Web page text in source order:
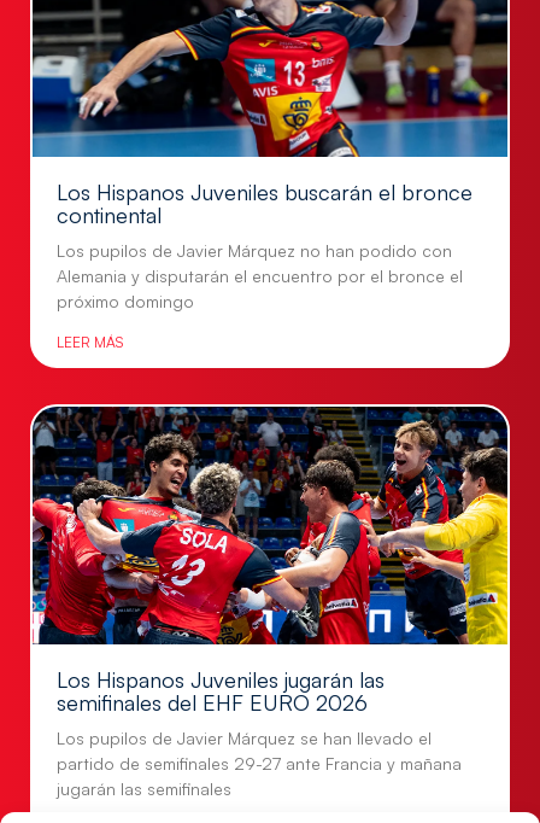
Los Hispanos Juveniles buscarán el bronce
continental
Los pupilos de Javier Márquez no han podido con
Alemania y disputarán el encuentro por el bronce el
próximo domingo
LEER MÁS
Los Hispanos Juveniles jugarán las
semifinales del EHF EURO 2026
Los pupilos de Javier Márquez se han llevado el
partido de semifinales 29-27 ante Francia y mañana
jugarán las semifinales